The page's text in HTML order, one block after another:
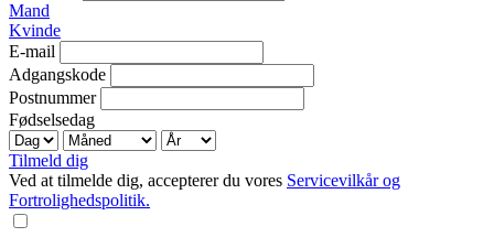
Mand
Kvinde
E-mail
Adgangskode
Postnummer
Fødselsedag
Tilmeld dig
Ved at tilmelde dig, accepterer du vores Servicevilkår og
Fortrolighedspolitik.